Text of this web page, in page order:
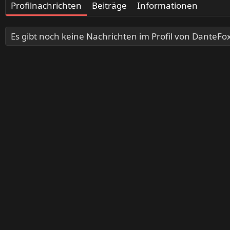
Profilnachrichten Beiträge Informationen
Es gibt noch keine Nachrichten im Profil von